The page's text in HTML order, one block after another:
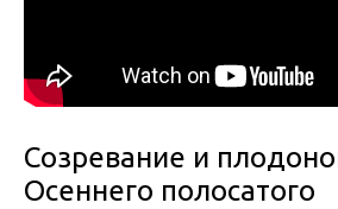
Созревание и
Осеннего полосатого